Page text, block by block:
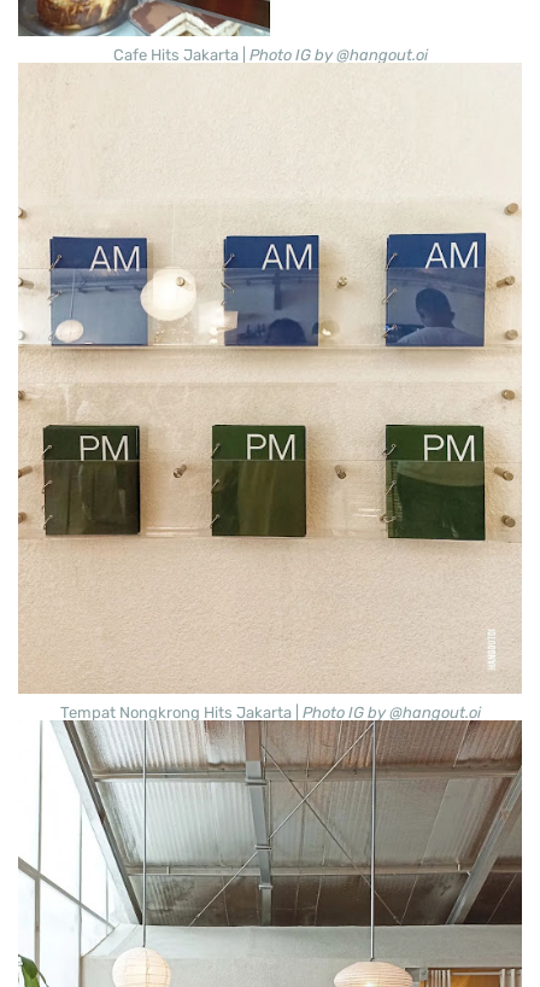
Cafe Hits Jakarta | Photo IG by @hangout.oi
Tempat Nongkrong Hits Jakarta | Photo IG by @hangout.oi